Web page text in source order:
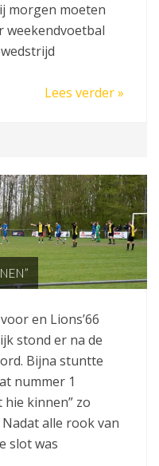
morgen moeten
weekendvoetbal
Lees verder »
en Lions’66
stond er na de
Bijna stuntte
nummer 1
hie kinnen” zo
alle rook van
slot was